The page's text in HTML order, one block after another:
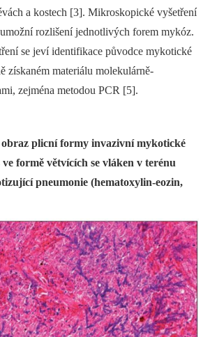
a kostech [3]. Mikroskopické vyšetření
rozlišení jednotlivých forem mykóz.
se jeví identifikace původce mykotické
získaném materiálu molekulárně-
zejména metodou PCR [5].
plicní formy invazivní mykotické
formě větvících se vláken v terénu
pneumonie (hematoxylin-eozin,